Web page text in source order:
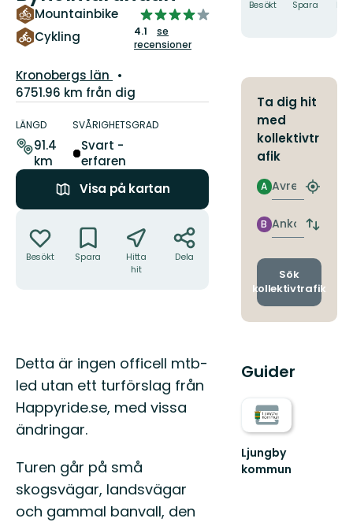
Mountainbike
Cykling
4.095811051693405
av
5
4.1
se
recensioner
Län:
Kronobergs län
6751.96 km från dig
om
leden
LÄNGD
91.4
km
SVÅRIGHETSGRAD
Svart -
erfaren
Visa på kartan
Besökt Spara
Hitta
hit
Dela
Beskrivning
Detta är ingen officell mtb-
led utan ett turförslag från
Happyride.se, med vissa
ändringar.
Turen går på små
skogsvägar, landsvägar
och gammal banvall, den
Besökt Spara
Ta dig hit
med
kollektivtr
afik
Avresa
A
Hitta
Ankomst
B
Byt
och
Sök
kollektivtrafik
Guider
Ljungby
kommun